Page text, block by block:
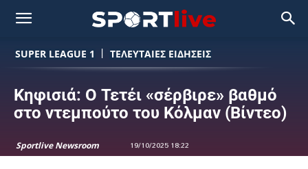
SUPER LEAGUE 1 ΤΕΛΕΥΤΑΙΕΣ ΕΙΔΗΣΕΙΣ
Κηφισιά: Ο Τετέι «σέρβιρε» βαθμό
στο ντεμπούτο του Κόλμαν (Βίντεο)
Sportlive Newsroom 19/10/2025 18:22